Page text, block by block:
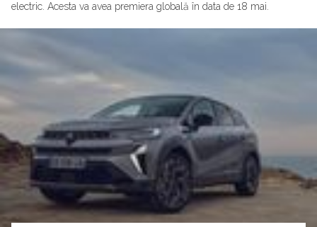
electric. Acesta va avea premiera globală în data de 18 mai.